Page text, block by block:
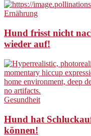
Ernährung
Hund frisst nicht
wieder auf!
Gesundheit
Hund hat
können!